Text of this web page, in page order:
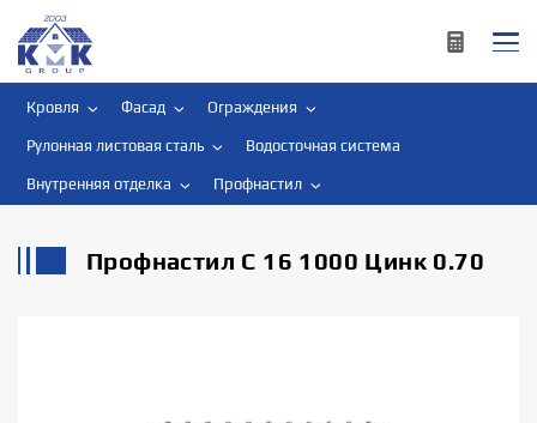
Кровля Фасад Ограждения
Рулонная листовая сталь Водосточная система
Внутренняя отделка Профнастил
Профнастил С 16 1000 Цинк 0.70